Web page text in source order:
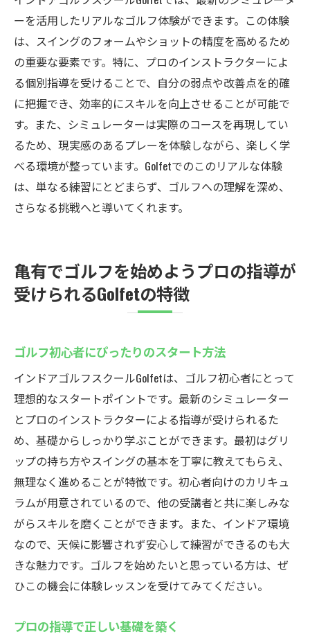
ーを活用したリアルなゴルフ体験ができます。この体験
は、スイングのフォームやショットの精度を高めるため
の重要な要素です。特に、プロのインストラクターによ
る個別指導を受けることで、自分の弱点や改善点を的確
に把握でき、効率的にスキルを向上させることが可能で
す。また、シミュレーターは実際のコースを再現してい
るため、現実感のあるプレーを体験しながら、楽しく学
べる環境が整っています。Golfetでのこのリアルな体験
は、単なる練習にとどまらず、ゴルフへの理解を深め、
さらなる挑戦へと導いてくれます。
亀有でゴルフを始めようプロの指導が
受けられるGolfetの特徴
ゴルフ初心者にぴったりのスタート方法
インドアゴルフスクールGolfetは、ゴルフ初心者にとって
理想的なスタートポイントです。最新のシミュレーター
とプロのインストラクターによる指導が受けられるた
め、基礎からしっかり学ぶことができます。最初はグリ
ップの持ち方やスイングの基本を丁寧に教えてもらえ、
無理なく進めることが特徴です。初心者向けのカリキュ
ラムが用意されているので、他の受講者と共に楽しみな
がらスキルを磨くことができます。また、インドア環境
なので、天候に影響されず安心して練習ができるのも大
きな魅力です。ゴルフを始めたいと思っている方は、ぜ
ひこの機会に体験レッスンを受けてみてください。
プロの指導で正しい基礎を築く